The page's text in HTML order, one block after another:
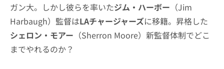
ガン大。しかし彼らを率いたジム・ハーボー （Jim
Harbaugh）監督はLAチャージャーズに移籍。昇格した
シェロン・モアー （Sherron Moore）新監督体制でどこ
までやれるのか？